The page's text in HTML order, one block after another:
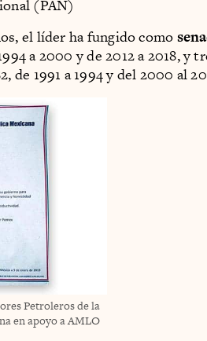
(PAN)
el líder ha fungido como
a 2000 y de 2012 a 2018, y
de 1991 a 1994 y del 2000 al
Petroleros de la
en apoyo a AMLO